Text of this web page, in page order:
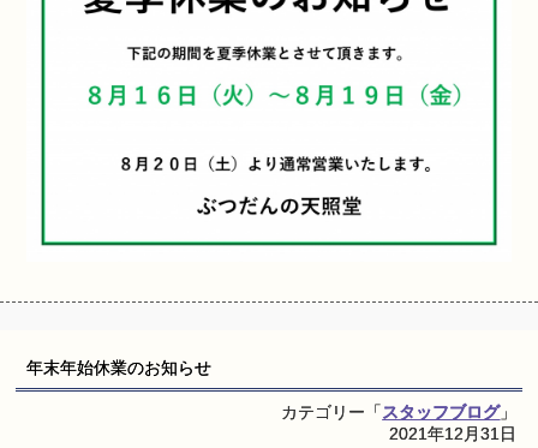
年末年始休業のお知らせ
カテゴリー「スタッフブログ」
2021年12月31日